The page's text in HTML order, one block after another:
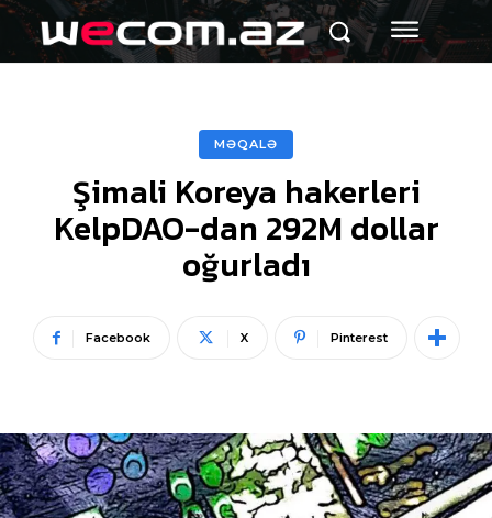
MƏQALƏ
Şimali Koreya hakerleri
KelpDAO-dan 292M dollar
oğurladı
Facebook X Pinterest